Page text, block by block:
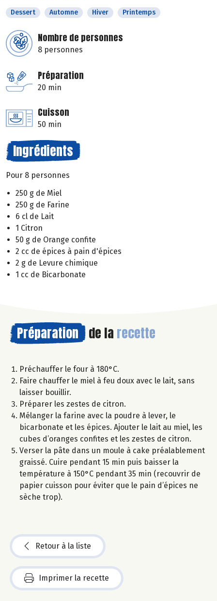
Dessert Automne Hiver Printemps
Nombre de personnes
8 personnes
Préparation
20 min
Cuisson
50 min
Ingrédients
Pour 8 personnes
250 g de Miel
250 g de Farine
6 cl de Lait
1 Citron
50 g de Orange confite
2 cc de épices à pain d'épices
2 g de Levure chimique
1 cc de Bicarbonate
Préparation de la recette
Préchauffer le four à 180°C.
Faire chauffer le miel à feu doux avec le lait, sans
laisser bouillir.
Préparer les zestes de citron.
Mélanger la farine avec la poudre à lever, le
bicarbonate et les épices. Ajouter le lait au miel, les
cubes d’oranges confites et les zestes de citron.
Verser la pâte dans un moule à cake préalablement
graissé. Cuire pendant 15 min puis baisser la
température à 150°C pendant 35 min (recouvrir de
papier cuisson pour éviter que le pain d’épices ne
sèche trop).
Retour à la liste
Imprimer la recette